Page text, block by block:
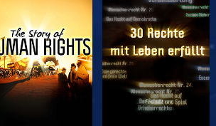
ANSEHEN ANSEHEN